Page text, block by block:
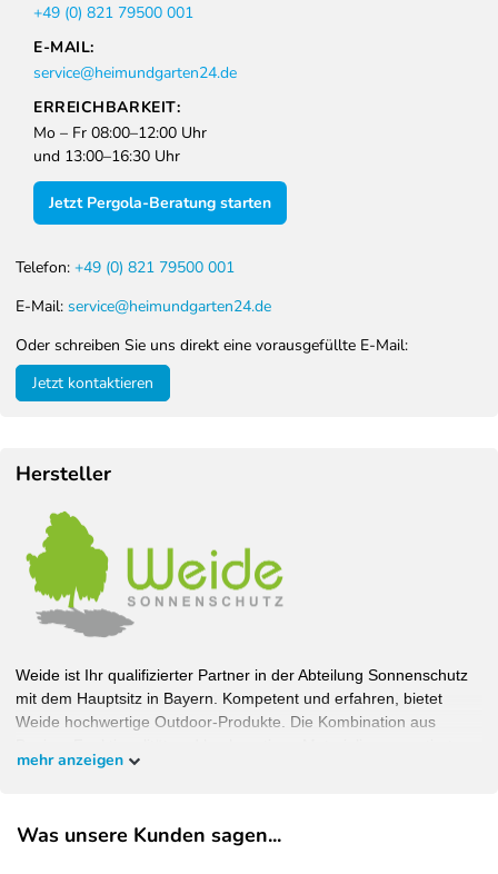
+49 (0) 821 79500 001
E-MAIL:
service@heimundgarten24.de
ERREICHBARKEIT:
Mo – Fr 08:00–12:00 Uhr
und 13:00–16:30 Uhr
Jetzt Pergola-Beratung starten
Telefon: +49 (0) 821 79500 001
E-Mail: service@heimundgarten24.de
Oder schreiben Sie uns direkt eine vorausgefüllte E-Mail:
Jetzt kontaktieren
Hersteller
Weide ist Ihr qualifizierter Partner in der Abteilung Sonnenschutz
mit dem Hauptsitz in Bayern. Kompetent und erfahren, bietet
Weide hochwertige Outdoor-Produkte. Die Kombination aus
Wohlfühlambiente bei bestem Schutz. Bauen Sie Ihren Garten,
EU-Verantwortlicher
mehr anzeigen
Was unsere Kunden sagen...